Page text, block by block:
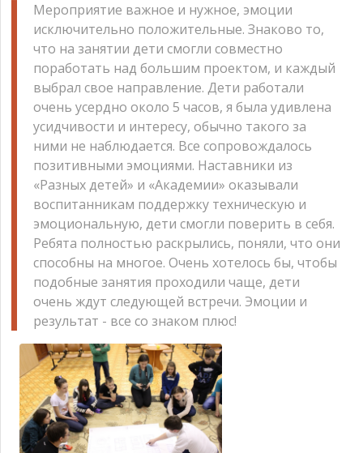
Мероприятие важное и нужное, эмоции
исключительно положительные. Знаково то,
что на занятии дети смогли совместно
поработать над большим проектом, и каждый
выбрал свое направление. Дети работали
очень усердно около 5 часов, я была удивлена
усидчивости и интересу, обычно такого за
ними не наблюдается. Все сопровождалось
позитивными эмоциями. Наставники из
«Разных детей» и «Академии» оказывали
воспитанникам поддержку техническую и
эмоциональную, дети смогли поверить в себя.
Ребята полностью раскрылись, поняли, что они
способны на многое. Очень хотелось бы, чтобы
подобные занятия проходили чаще, дети
очень ждут следующей встречи. Эмоции и
результат - все со знаком плюс!